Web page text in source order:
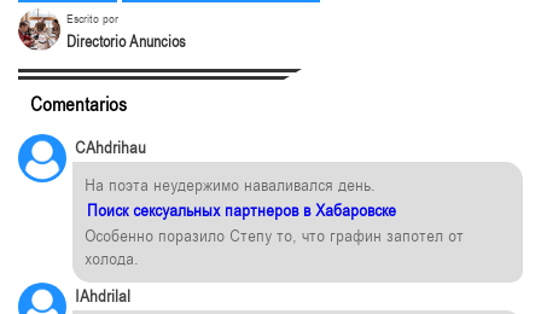
Escrito por
Directorio Anuncios
Comentarios
CAhdrihau
На поэта неудержимо наваливался день.
Поиск сексуальных партнеров в Хабаровске
Особенно поразило Степу то, что графин запотел от
холода.
IAhdrilal